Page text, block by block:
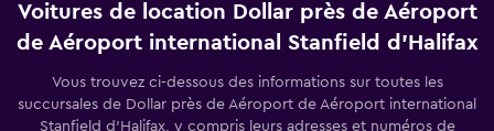
Voitures de location Dollar près de Aéroport
de Aéroport international Stanfield d'Halifax
Vous trouvez ci-dessous des informations sur toutes les
succursales de Dollar près de Aéroport de Aéroport international
Stanfield d'Halifax, y compris leurs adresses et numéros de